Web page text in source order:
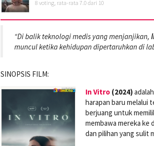
8 voting, rata-rata 7.0 dari 10
“Di balik teknologi medis yang menjanjikan,
muncul ketika kehidupan dipertaruhkan di
SINOPSIS FILM:
In Vitro (2024)
harapan baru melalui
berjuang untuk
membawa mereka ke
dan pilihan yang sulit